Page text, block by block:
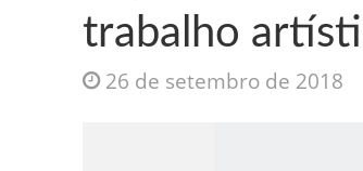
trabalho
26 de setembro de 2018